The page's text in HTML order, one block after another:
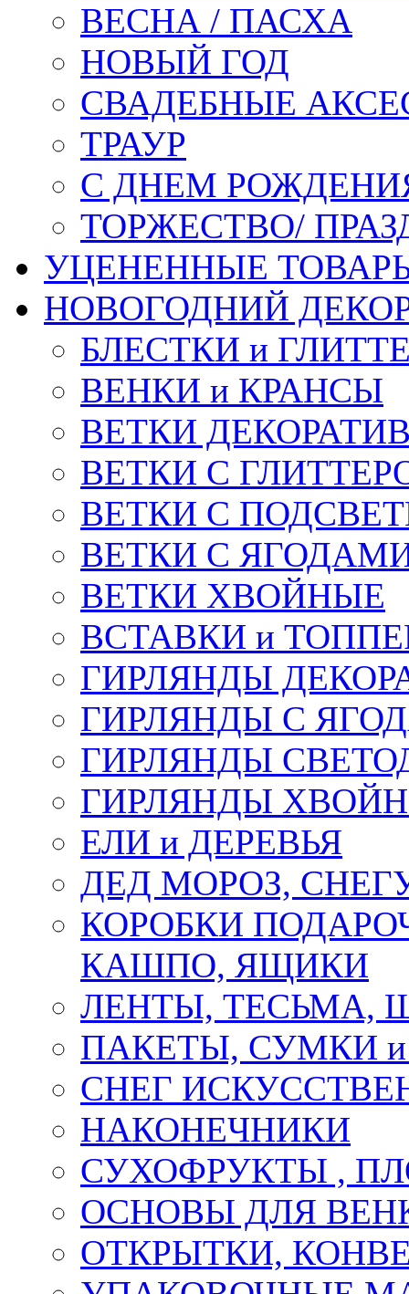
ВЕСНА / ПАСХА
НОВЫЙ ГОД
СВАДЕБНЫЕ
ТРАУР
С ДНЕМ
ТОРЖЕСТВО/
УЦЕНЕННЫЕ
НОВОГОДНИЙ
БЛЕСТКИ и
ВЕНКИ и КРАНСЫ
ВЕТКИ
ВЕТКИ С
ВЕТКИ С
ВЕТКИ С
ВЕТКИ ХВОЙНЫЕ
ВСТАВКИ и
ГИРЛЯНДЫ
ГИРЛЯНДЫ С
ГИРЛЯНДЫ
ГИРЛЯНДЫ
ЕЛИ и ДЕРЕВЬЯ
ДЕД МОРОЗ,
КОРОБКИ
КАШПО, ЯЩИКИ
ЛЕНТЫ, ТЕСЬМА,
ПАКЕТЫ, СУМКИ
СНЕГ
НАКОНЕЧНИКИ
СУХОФРУКТЫ ,
ОСНОВЫ ДЛЯ
ОТКРЫТКИ,